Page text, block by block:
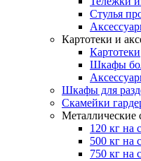
Стулья
Картотеки и
Картотеки
Шкафы
Шкафы для
Скамейки
Металлические
120 кг на
500 кг на
750 кг на